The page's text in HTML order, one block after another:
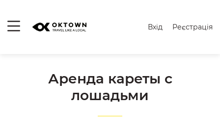
Вхід Реєстрація
Аренда кареты с
лошадьми